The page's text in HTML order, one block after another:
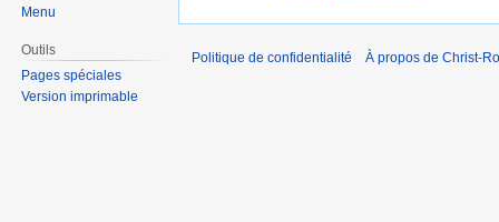
Menu
Outils
Pages spéciales
Version imprimable
Politique de confidentialité À propos de Christ-